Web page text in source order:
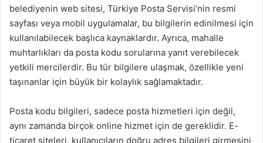
belediyenin web sitesi, Türkiye Posta Servisi’nin resmi
sayfası veya mobil uygulamalar, bu bilgilerin edinilmesi için
kullanılabilecek başlıca kaynaklardır. Ayrıca, mahalle
muhtarlıkları da posta kodu sorularına yanıt verebilecek
yetkili mercilerdir. Bu tür bilgilere ulaşmak, özellikle yeni
taşınanlar için büyük bir kolaylık sağlamaktadır.
Posta kodu bilgileri, sadece posta hizmetleri için değil,
aynı zamanda birçok online hizmet için de gereklidir. E-
ticaret siteleri, kullanıcıların doğru adres bilgileri girmesini